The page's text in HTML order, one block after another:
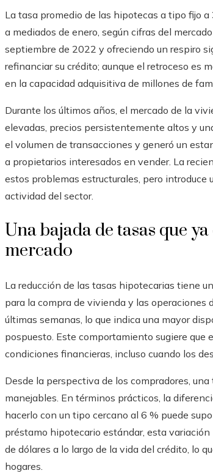
La tasa promedio de las hipotecas a tipo fijo
a mediados de enero, según cifras del
septiembre de 2022 y ofreciendo un respiro
refinanciar su crédito; aunque el retroceso es
en la capacidad adquisitiva de millones de
Durante los últimos años, el mercado de la
elevadas, precios persistentemente altos y
el volumen de transacciones y generó un
a propietarios interesados en vender. La
estos problemas estructurales, pero
actividad del sector.
Una bajada de tasas que
mercado
La reducción de las tasas hipotecarias tiene
para la compra de vivienda y las
últimas semanas, lo que indica una mayor
pospuesto. Este comportamiento sugiere que
condiciones financieras, incluso cuando los
Desde la perspectiva de los compradores,
manejables. En términos prácticos, la
hacerlo con un tipo cercano al 6 % puede
préstamo hipotecario estándar, esta
de dólares a lo largo de la vida del crédito, lo
hogares.